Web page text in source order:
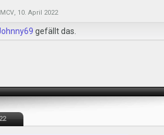
, 10. April 2022
gefällt das.